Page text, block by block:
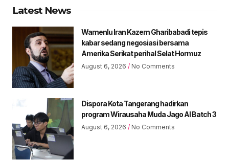
Latest News
Wamenlu Iran Kazem Gharibabadi tepis
kabar sedang negosiasi bersama
Amerika Serikat perihal Selat Hormuz
August 6, 2026 No Comments
Dispora Kota Tangerang hadirkan
program Wirausaha Muda Jago AI Batch 3
August 6, 2026 No Comments